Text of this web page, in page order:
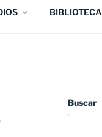
BIBLIOTECA
Buscar